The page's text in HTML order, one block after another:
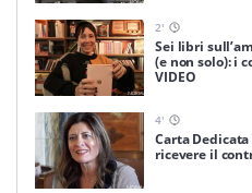
2'
Sei libri
(e non solo): i
VIDEO
4'
Carta Dedicata
ricevere il